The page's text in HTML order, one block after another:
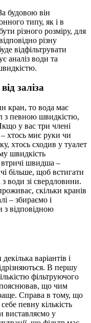
будовою він
типу, як і в
різного розміру, для
різну
відфільтрувати
аналіз води та
заліза
кран, то вода має
з певною швидкістю,
у вас три члені
– хтось миє руки чи
хтось сходив у туалет
швидкість
втричі швидша –
більше, щоб встигати
з води зі свердловини.
скільки кранів
– збираємо і
з відповідною
варіантів і
В першу
фільтруючого
пояснював, що чим
Справа в тому, що
певну кількість
виставляємо у